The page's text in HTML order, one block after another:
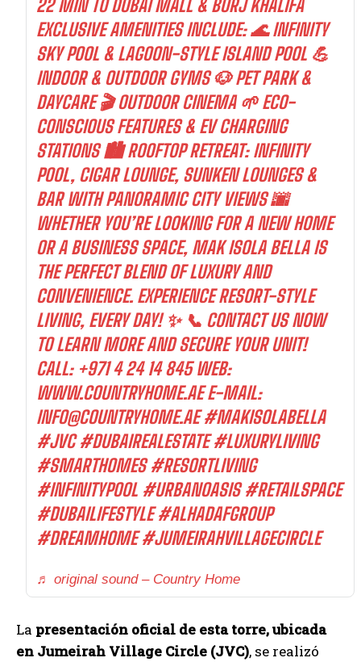
22 MIN TO DUBAI MALL & BURJ KHALIFA
EXCLUSIVE AMENITIES INCLUDE: 🌊 INFINITY
SKY POOL & LAGOON-STYLE ISLAND POOL 💪
INDOOR & OUTDOOR GYMS 🐶 PET PARK &
DAYCARE 🎬 OUTDOOR CINEMA 🌱 ECO-
CONSCIOUS FEATURES & EV CHARGING
STATIONS 🏙️ ROOFTOP RETREAT: INFINITY
POOL, CIGAR LOUNGE, SUNKEN LOUNGES &
BAR WITH PANORAMIC CITY VIEWS 🌆
WHETHER YOU’RE LOOKING FOR A NEW HOME
OR A BUSINESS SPACE, MAK ISOLA BELLA IS
THE PERFECT BLEND OF LUXURY AND
CONVENIENCE. EXPERIENCE RESORT-STYLE
LIVING, EVERY DAY! ✨ 📞 CONTACT US NOW
TO LEARN MORE AND SECURE YOUR UNIT!
CALL: +971 4 24 14 845 WEB:
WWW.COUNTRYHOME.AE E-MAIL:
INFO@COUNTRYHOME.AE#MAKISOLABELLA
#JVC #DUBAIREALESTATE #LUXURYLIVING
#SMARTHOMES #RESORTLIVING
#INFINITYPOOL #URBANOASIS #RETAILSPACE
#DUBAILIFESTYLE #ALHADAFGROUP
#DREAMHOME #JUMEIRAHVILLAGECIRCLE
♬ original sound – Country Home
La presentación oficial de esta torre, ubicada
en Jumeirah Village Circle (JVC), se realizó